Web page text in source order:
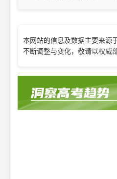
本网站的信息及数据主要来源
不断调整与变化，敬请以权威